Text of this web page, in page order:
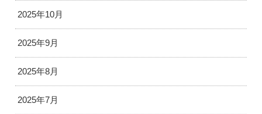
2025年10月
2025年9月
2025年8月
2025年7月